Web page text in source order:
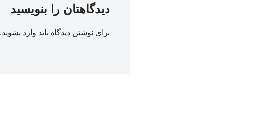
دیدگاهتان را بنویسید
برای نوشتن دیدگاه باید وارد بشوید.